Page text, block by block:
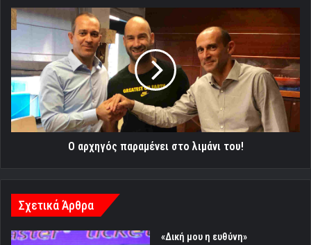
Ο
αρχηγός
παραμένει
στο
λιμάνι
του!
Ο αρχηγός παραμένει στο λιμάνι του!
Σχετικά Άρθρα
«Δική μου η ευθύνη»